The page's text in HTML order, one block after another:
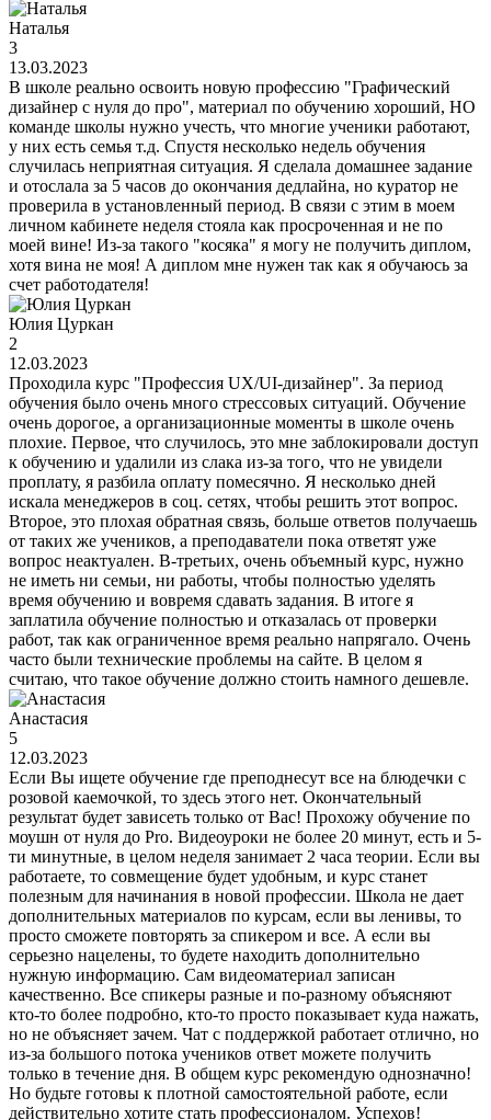
Наталья
3
13.03.2023
В школе реально освоить новую профессию "Графический
дизайнер с нуля до про", материал по обучению хороший, НО
команде школы нужно учесть, что многие ученики работают,
у них есть семья т.д. Спустя несколько недель обучения
случилась неприятная ситуация. Я сделала домашнее задание
и отослала за 5 часов до окончания дедлайна, но куратор не
проверила в установленный период. В связи с этим в моем
личном кабинете неделя стояла как просроченная и не по
моей вине! Из-за такого "косяка" я могу не получить диплом,
хотя вина не моя! А диплом мне нужен так как я обучаюсь за
счет работодателя!
Юлия Цуркан
2
12.03.2023
Проходила курс "Профессия UX/UI-дизайнер". За период
обучения было очень много стрессовых ситуаций. Обучение
очень дорогое, а организационные моменты в школе очень
плохие. Первое, что случилось, это мне заблокировали доступ
к обучению и удалили из слака из-за того, что не увидели
проплату, я разбила оплату помесячно. Я несколько дней
искала менеджеров в соц. сетях, чтобы решить этот вопрос.
Второе, это плохая обратная связь, больше ответов получаешь
от таких же учеников, а преподаватели пока ответят уже
вопрос неактуален. В-третьих, очень объемный курс, нужно
не иметь ни семьи, ни работы, чтобы полностью уделять
время обучению и вовремя сдавать задания. В итоге я
заплатила обучение полностью и отказалась от проверки
работ, так как ограниченное время реально напрягало. Очень
часто были технические проблемы на сайте. В целом я
считаю, что такое обучение должно стоить намного дешевле.
Анастасия
5
12.03.2023
Если Вы ищете обучение где преподнесут все на блюдечки с
розовой каемочкой, то здесь этого нет. Окончательный
результат будет зависеть только от Вас! Прохожу обучение по
моушн от нуля до Pro. Видеоуроки не более 20 минут, есть и 5-
ти минутные, в целом неделя занимает 2 часа теории. Если вы
работаете, то совмещение будет удобным, и курс станет
полезным для начинания в новой профессии. Школа не дает
дополнительных материалов по курсам, если вы ленивы, то
просто сможете повторять за спикером и все. А если вы
серьезно нацелены, то будете находить дополнительно
нужную информацию. Сам видеоматериал записан
качественно. Все спикеры разные и по-разному объясняют
кто-то более подробно, кто-то просто показывает куда нажать,
но не объясняет зачем. Чат с поддержкой работает отлично, но
из-за большого потока учеников ответ можете получить
только в течение дня. В общем курс рекомендую однозначно!
Но будьте готовы к плотной самостоятельной работе, если
действительно хотите стать профессионалом. Успехов!